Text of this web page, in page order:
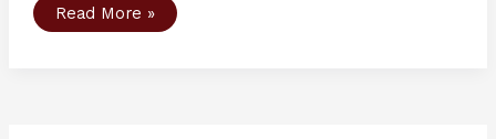
Segunda
Temporada
Read More »